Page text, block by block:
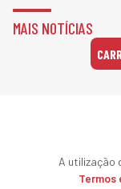
MAIS NOTÍCIAS
A utilização
Termos